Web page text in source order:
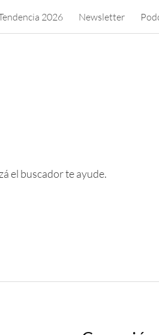
2026 Newsletter
el buscador te ayude.